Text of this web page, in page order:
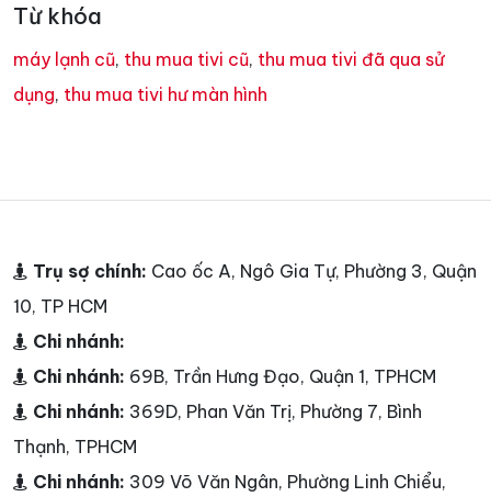
Từ khóa
máy lạnh cũ, thu mua tivi cũ, thu mua tivi đã qua sử
dụng, thu mua tivi hư màn hình
Trụ sợ chính: Cao ốc A, Ngô Gia Tự, Phường 3, Quận
10, TP HCM
Chi nhánh:
Chi nhánh: 69B, Trần Hưng Đạo, Quận 1, TPHCM
Chi nhánh: 369D, Phan Văn Trị, Phường 7, Bình
Thạnh, TPHCM
Chi nhánh: 309 Võ Văn Ngân, Phường Linh Chiểu,